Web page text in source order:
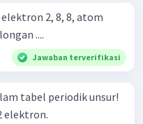
2, 8, 8, atom
....
Jawaban terverifikasi
tabel periodik unsur!
elektron.